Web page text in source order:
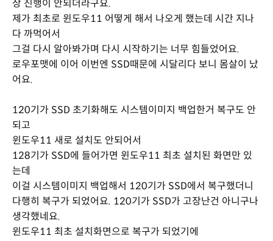
상 진행이 안되더라구요.
제가 최초로 윈도우11 어떻게 해서 나오게 했는데 시간 지나
다 까먹어서
그걸 다시 알아봐가며 다시 시작하기는 너무 힘들었어요.
로우포맷에 이어 이번엔 SSD때문에 시달리다 보니 몸살이 났
어요.
120기가 SSD 초기화해도 시스템이미지 백업한거 복구도 안
되고
윈도우11 새로 설치도 안되어서
128기가 SSD에 들어가면 윈도우11 최초 설치된 화면만 있
는데
이걸 시스템이미지 백업해서 120기가 SSD에서 복구했더니
다행히 복구가 되었어요. 120기가 SSD가 고장난건 아니구나
생각했네요.
윈도우11 최초 설치화면으로 복구가 되었기에